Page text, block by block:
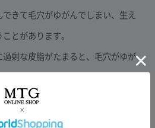
きて毛穴がゆがんでしまい、生え
とがあります。
剰な皮脂がたまると、毛穴がゆが
モンやアドレナリンが分泌される
進します。すると、毛穴に皮脂が